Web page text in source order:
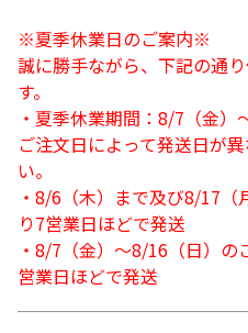
※夏季休業日のご案内※
誠に勝手ながら、下記の通
す。
・夏季休業期間：8/7（金）
ご注文日によって発送日が
い。
・8/6（木）まで及び8/17
り7営業日ほどで発送
・8/7（金）～8/16（日）
営業日ほどで発送